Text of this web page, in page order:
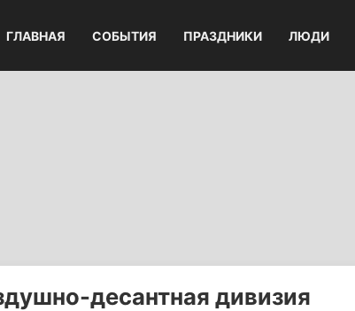
ГЛАВНАЯ СОБЫТИЯ ПРАЗДНИКИ ЛЮДИ
десантная дивизия